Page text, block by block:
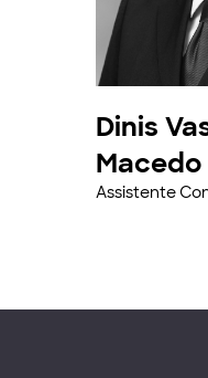
Dinis
Macedo
Assistente